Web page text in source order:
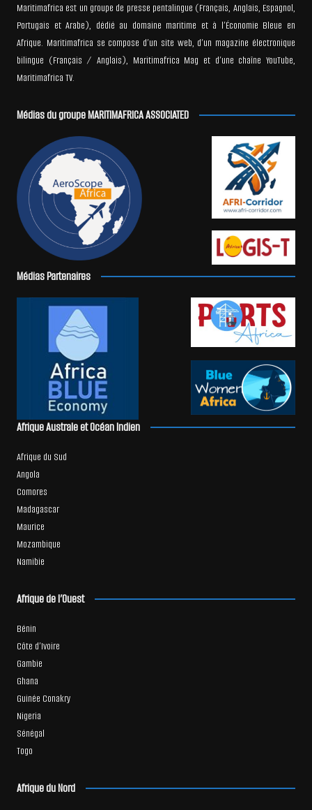
Maritimafrica est un groupe de presse pentalingue (Français, Anglais, Espagnol,
Portugais et Arabe), dédié au domaine maritime et à l’Économie Bleue en
Afrique. Maritimafrica se compose d’un site web, d’un magazine électronique
bilingue (Français / Anglais), Maritimafrica Mag et d’une chaîne YouTube,
Maritimafrica TV.
Médias du groupe MARITIMAFRICA ASSOCIATED
Médias Partenaires
Afrique Australe et Océan Indien
Afrique du Sud
Angola
Comores
Madagascar
Maurice
Mozambique
Namibie
Afrique de l’Ouest
Bénin
Côte d’Ivoire
Gambie
Ghana
Guinée Conakry
Nigeria
Sénégal
Togo
Afrique du Nord